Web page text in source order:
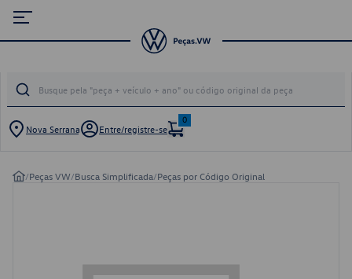
Nova Serrana Entre/registre-se
0
/Peças VW/Busca Simplificada/Peças por Código Original